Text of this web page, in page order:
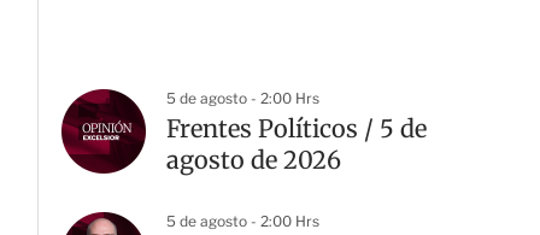
5 de agosto - 2:00 Hrs
Frentes Políticos / 5 de
agosto de 2026
5 de agosto - 2:00 Hrs